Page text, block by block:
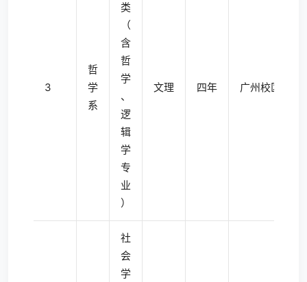
3
哲
学
系
类
（
含
哲
学
、
逻
辑
学
专
业
）
文理 四年 广州校区南校
社
会
学